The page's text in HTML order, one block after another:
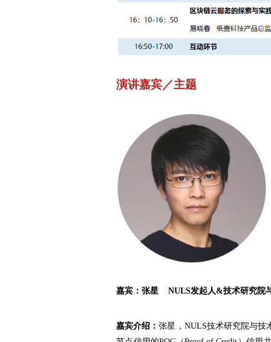
演讲嘉宾／主题
嘉宾： 张星 NULS发起人&技术研究院
嘉宾介绍：张星，NULS技术研究院与技